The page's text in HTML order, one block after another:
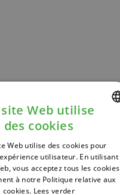
FRENCH
ENGLISH
site Web utilise
des cookies
Web utilise des cookies pour
utilisateur. En utilisant
vous acceptez tous les cookies
à notre Politique relative aux
cookies. Lees verder